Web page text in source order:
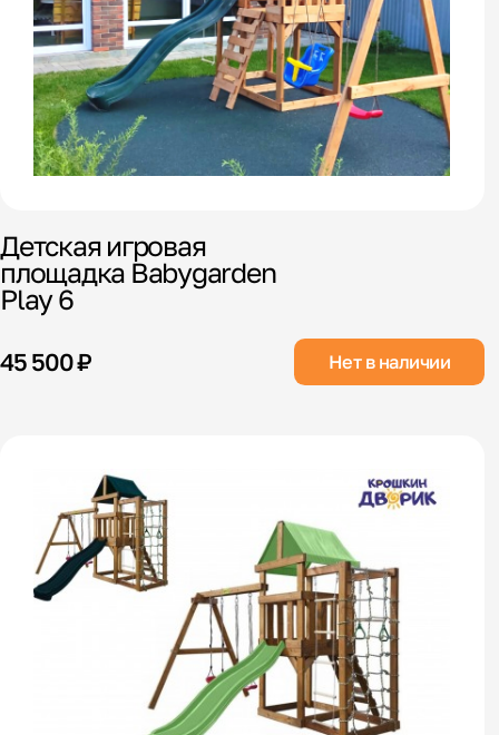
Детская игровая
площадка Babygarden
Play 6
45 500 ₽ Нет в наличии